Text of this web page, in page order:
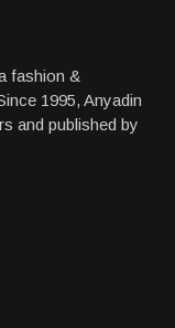
fashion &
1995, Anyadin
and published by